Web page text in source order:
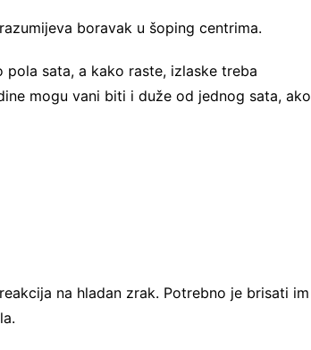
boravak u šoping centrima.
sata, a kako raste, izlaske treba
mogu vani biti i duže od jednog sata, ako
na hladan zrak. Potrebno je brisati im